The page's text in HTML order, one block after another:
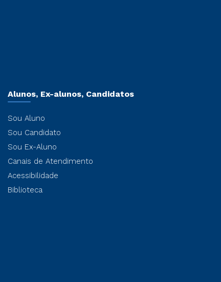
Alunos, Ex-alunos, Candidatos
Sou Aluno
Sou Candidato
Sou Ex-Aluno
Canais de Atendimento
Acessibilidade
Biblioteca